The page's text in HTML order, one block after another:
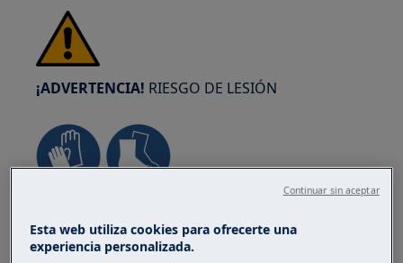
¡ADVERTENCIA! RIESGO DE LESIÓN
electrodomésticos. Para los aparatos pesados
es más seguro que los muevan dos personas.
Esta web utiliza cookies para ofrecerte una
experiencia personalizada.
Continuar sin aceptar